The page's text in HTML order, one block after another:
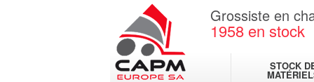
Grossiste en
1958 en stock
STOCK